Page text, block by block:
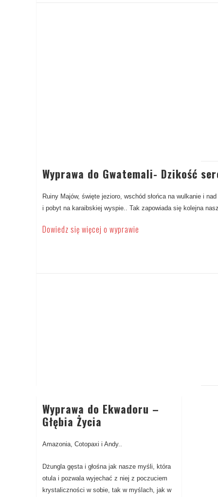
Wyprawa do Gwatemali- Dzikość
Ruiny Majów, święte jezioro, wschód słońca na wulkanie i
i pobyt na karaibskiej wyspie.. Tak zapowiada się kolejna
Dowiedz się więcej o wyprawie
Wyprawa do Ekwadoru –
Głębia Życia
Amazonia, Cotopaxi i Andy..
Dżungla gęsta i głośna jak nasze myśli, która
otula i pozwala wyjechać z niej z poczuciem
krystaliczności w sobie, tak w myślach, jak w